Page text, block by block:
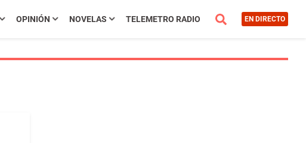
OPINIÓN NOVELAS TELEMETRO RADIO EN DIRECTO